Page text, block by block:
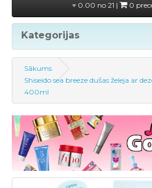
0.00 no 21 | 0
Kategorijas
Sākums
Shiseido sea breeze dušas želeja ar
400ml